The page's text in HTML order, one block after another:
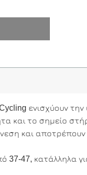
ενισχύουν
και το σημείο
και
37-47, κατάλληλα